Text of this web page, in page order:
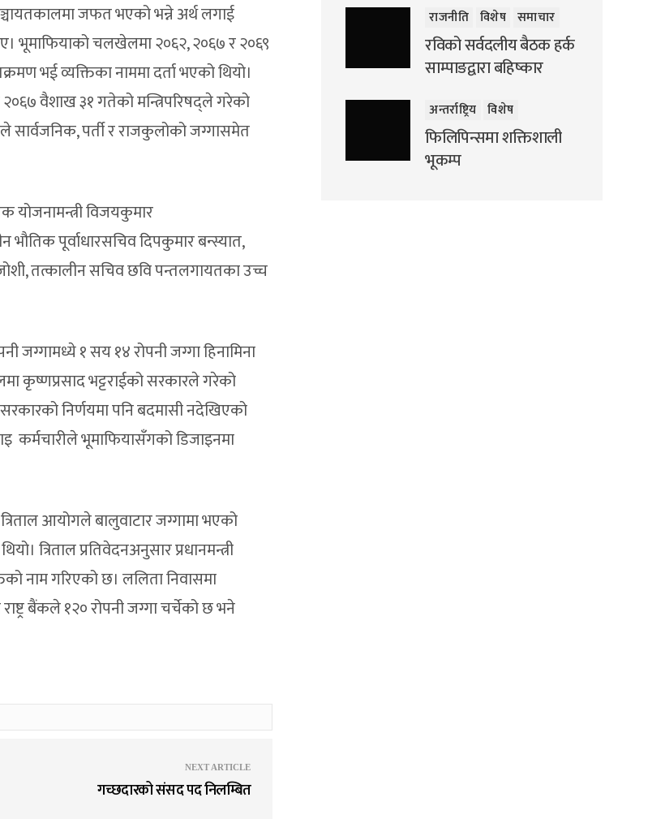
जफत भएको भन्ने अर्थ लगाई
भूमाफियाको चलखेलमा २०६२, २०६७ र २०६९
भई व्यक्तिका नाममा दर्ता भएको थियो।
२०६७ वैशाख ३१ गतेको मन्त्रिपरिषद्ले गरेको
सार्वजनिक, पर्ती र राजकुलोको जग्गासमेत
योजनामन्त्री विजयकुमार
पूर्वाधारसचिव दिपकुमार बन्स्यात,
जोशी, तत्कालीन सचिव छवि पन्तलगायतका उच्च
जग्गामध्ये १ सय १४ रोपनी जग्गा हिनामिना
कृष्णप्रसाद भट्टराईको सरकारले गरेको
निर्णयमा पनि बदमासी नदेखिएको
कर्मचारीले भूमाफियासँगको डिजाइनमा
आयोगले बालुवाटार जग्गामा भएको
त्रिताल प्रतिवेदनअनुसार प्रधानमन्त्री
नाम गरिएको छ। ललिता निवासमा
बैंकले १२० रोपनी जग्गा चर्चेको छ भने
NEXT ARTICLE
गच्छदारको संसद पद निलम्बित
राजनीति विशेष समाचार
रविको सर्वदलीय बैठक हर्क
साम्पाङद्वारा बहिष्कार
अन्तर्राष्ट्रिय विशेष
फिलिपिन्समा शक्तिशाली
भूकम्प